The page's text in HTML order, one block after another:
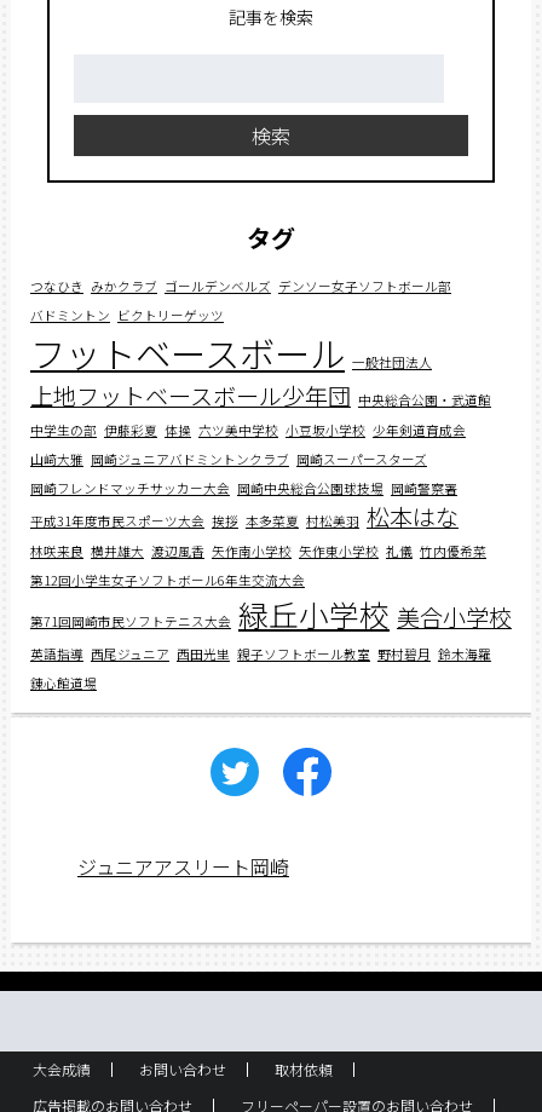
記事を検索
検索
タグ
つなひき みかクラブ ゴールデンベルズ デンソー女子ソフトボール部
バドミントン ビクトリーゲッツ
フットベースボール 一般社団法人
上地フットベースボール少年団 中央総合公園・武道館
中学生の部 伊藤彩夏 体操 六ツ美中学校 小豆坂小学校 少年剣道育成会
山﨑大雅 岡崎ジュニアバドミントンクラブ 岡崎スーパースターズ
岡崎フレンドマッチサッカー大会 岡崎中央総合公園球技場 岡崎警察署
平成31年度市民スポーツ大会 挨拶 本多菜夏 村松美羽 松本はな
林咲来良 横井雄大 渡辺風香 矢作南小学校 矢作東小学校 礼儀 竹内優希菜
第12回小学生女子ソフトボール6年生交流大会
第71回岡崎市民ソフトテニス大会 緑丘小学校 美合小学校
英語指導 西尾ジュニア 西田光里 親子ソフトボール教室 野村碧月 鈴木海羅
錬心館道場
ジュニアアスリート岡崎
大会成績 お問い合わせ
取材依頼
広告掲載のお問い合わせ
フリーペーパー設置のお問い合わせ